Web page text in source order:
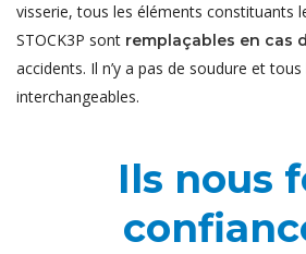
visserie, tous les éléments constituants
STOCK3P sont remplaçables en cas
accidents. Il n’y a pas de soudure et
interchangeables.
Ils nous